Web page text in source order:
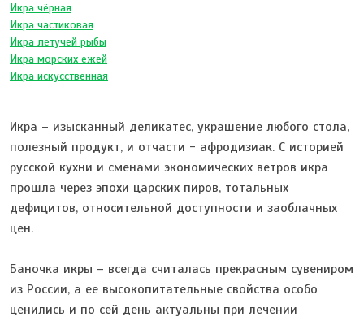
Икра чёрная
Икра частиковая
Икра летучей рыбы
Икра морских ежей
Икра искусственная
Икра – изысканный деликатес, украшение любого стола,
полезный продукт, и отчасти - афродизиак. С историей
русской кухни и сменами экономических ветров икра
прошла через эпохи царских пиров, тотальных
дефицитов, относительной доступности и заоблачных
цен.
Баночка икры – всегда считалась прекрасным сувениром
из России, а ее высокопитательные свойства особо
ценились и по сей день актуальны при лечении